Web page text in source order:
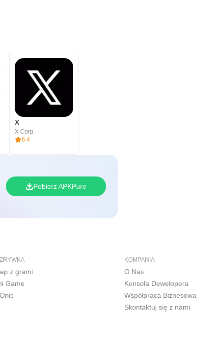
X
X Corp.
6.4
Pobierz APKPure
z grami
Game
KOMPANIA
O Nas
Konsola Dewelopera
Współpraca Biznesowa
Skontaktuj się z nami